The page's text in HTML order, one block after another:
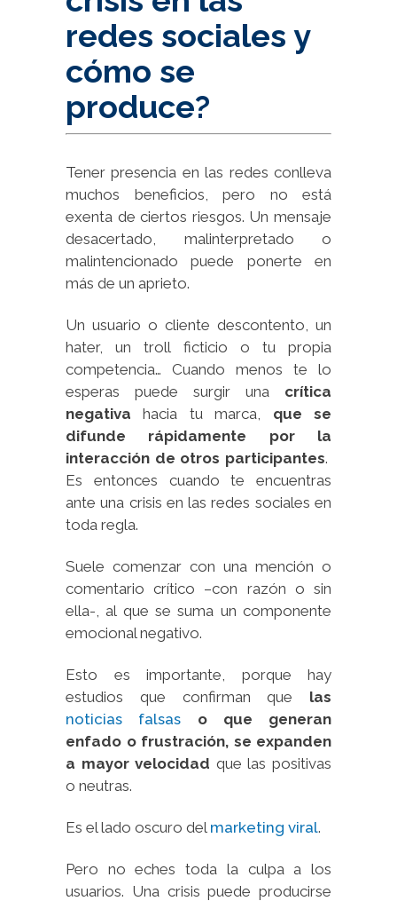
redes sociales y
cómo se
produce?
Tener presencia en las redes conlleva
muchos beneficios, pero no está
exenta de ciertos riesgos. Un mensaje
desacertado, malinterpretado o
malintencionado puede ponerte en
más de un aprieto.
Un usuario o cliente descontento, un
hater, un troll ficticio o tu propia
competencia… Cuando menos te lo
esperas puede surgir una crítica
negativa hacia tu marca, que se
difunde rápidamente por la
interacción de otros participantes.
Es entonces cuando te encuentras
ante una crisis en las redes sociales en
toda regla.
Suele comenzar con una mención o
comentario crítico –con razón o sin
ella-, al que se suma un componente
emocional negativo.
Esto es importante, porque hay
estudios que confirman que las
noticias falsas o que generan
enfado o frustración, se expanden
a mayor velocidad que las positivas
o neutras.
Es el lado oscuro del marketing viral.
Pero no eches toda la culpa a los
usuarios. Una crisis puede producirse